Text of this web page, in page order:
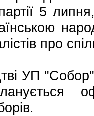
5
про
УП